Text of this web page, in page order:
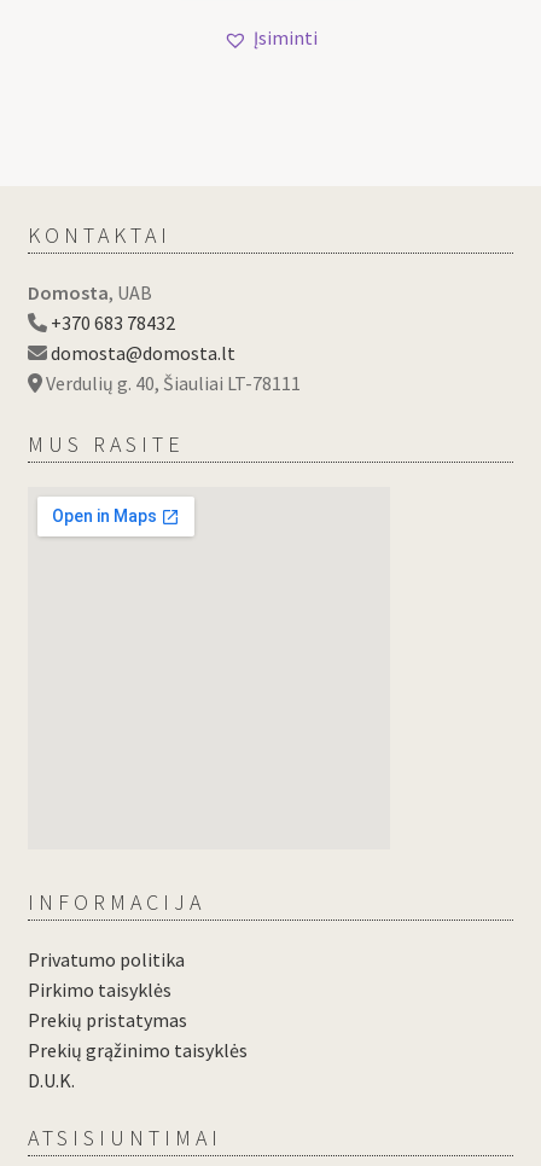
Įsiminti
KONTAKTAI
Domosta, UAB
+370 683 78432
domosta@domosta.lt
Verdulių g. 40, Šiauliai LT-78111
MUS RASITE
INFORMACIJA
Privatumo politika
Pirkimo taisyklės
Prekių pristatymas
Prekių grąžinimo taisyklės
D.U.K.
ATSISIUNTIMAI